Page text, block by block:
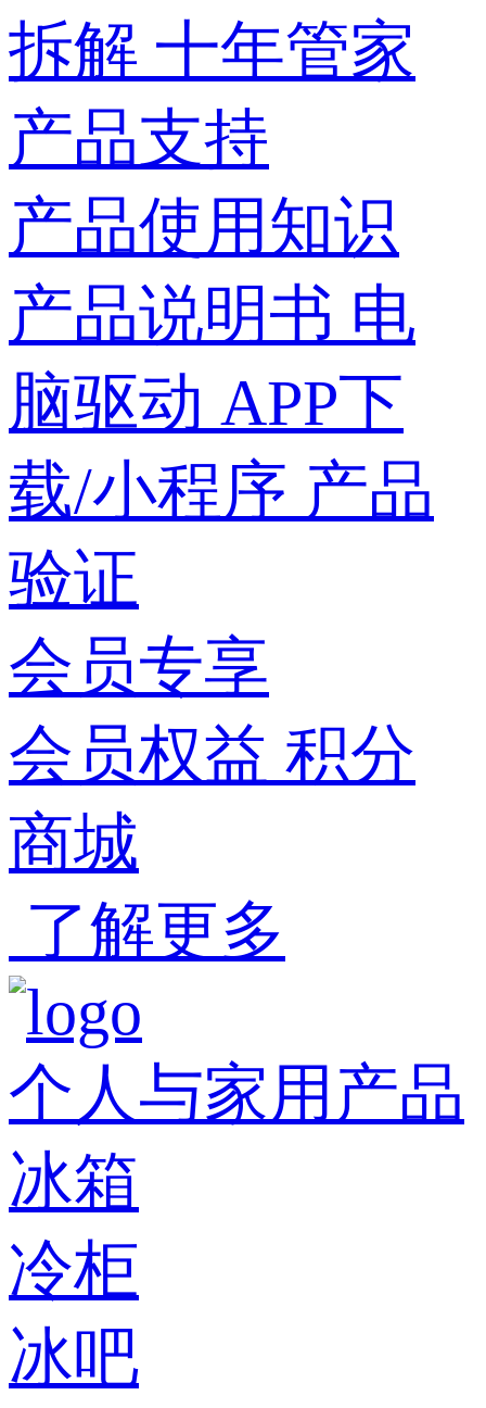
拆解 十年管家
产品支持
产品使用知识
产品说明书 电
脑驱动 APP下
载/小程序 产品
验证
会员专享
会员权益 积分
商城
了解更多
个人与家用产品
冰箱
冷柜
冰吧